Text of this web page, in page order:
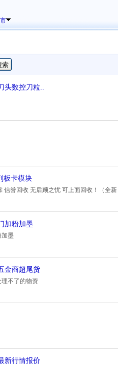
头数控刀粒..
板卡模块
信誉回收 无后顾之忧 可上面回收！（全新
加粉加墨
加墨
金商超尾货
不了的物资
新行情报价